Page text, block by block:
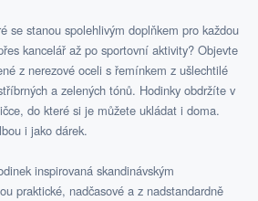
se stanou spolehlivým doplňkem pro každou
kancelář až po sportovní aktivity? Objevte
z nerezové oceli s řemínkem z ušlechtilé
a zelených tónů. Hodinky obdržíte v
do které si je můžete ukládat i doma.
i jako dárek.
inspirovaná skandinávským
praktické, nadčasové a z nadstandardně